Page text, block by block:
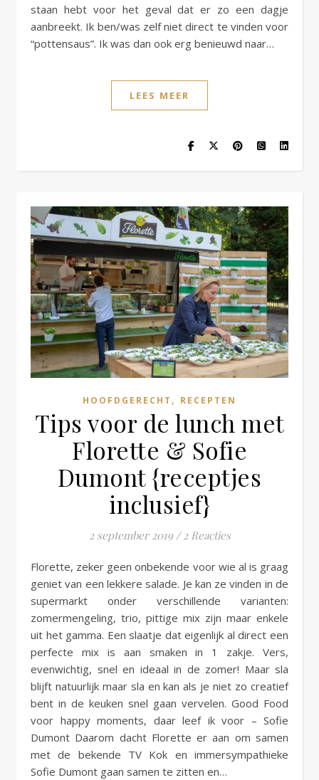
staan hebt voor het geval dat er zo een dagje
aanbreekt. Ik ben/was zelf niet direct te vinden voor
“pottensaus”. Ik was dan ook erg benieuwd naar…
LEES MEER
HOOFDGERECHT , RECEPTEN
Tips voor de lunch met
Florette & Sofie
Dumont {receptjes
inclusief}
2 september 2019 / 2 Reacties
Florette, zeker geen onbekende voor wie al is graag
geniet van een lekkere salade. Je kan ze vinden in de
supermarkt onder verschillende varianten:
zomermengeling, trio, pittige mix zijn maar enkele
uit het gamma. Een slaatje dat eigenlijk al direct een
perfecte mix is aan smaken in 1 zakje. Vers,
evenwichtig, snel en ideaal in de zomer! Maar sla
blijft natuurlijk maar sla en kan als je niet zo creatief
bent in de keuken snel gaan vervelen. Good Food
voor happy moments, daar leef ik voor – Sofie
Dumont Daarom dacht Florette er aan om samen
met de bekende TV Kok en immersympathieke
Sofie Dumont gaan samen te zitten en…